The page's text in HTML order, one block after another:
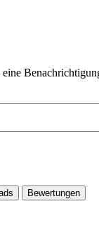
Bewertungen